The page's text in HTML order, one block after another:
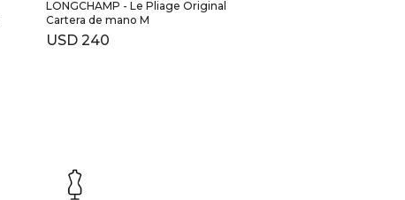
LONGCHAMP - Le Pliage Original
Cartera de mano M
USD 240